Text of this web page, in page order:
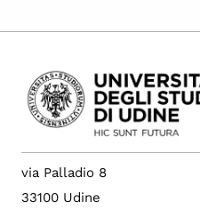
via Palladio 8
33100 Udine